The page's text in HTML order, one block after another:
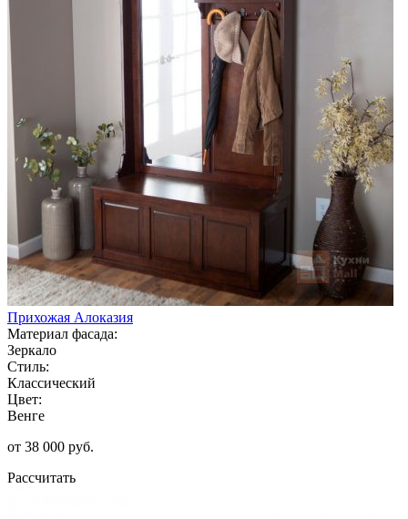
Прихожая Алоказия
Материал фасада:
Зеркало
Стиль:
Классический
Цвет:
Венге
от 38 000 руб.
Рассчитать